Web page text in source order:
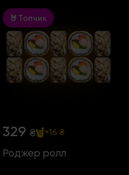
🤘Топчик
329 ₴ +16 ₴
Роджер ролл